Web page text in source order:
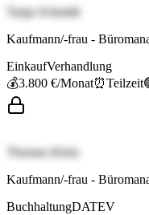
Tanja Schmidt
Kaufmann/-frau -
EinkaufVerhandlung
💰3.800 €/Monat⏰Teilzeit
Thomas Klein
Kaufmann/-frau -
BuchhaltungDATEV